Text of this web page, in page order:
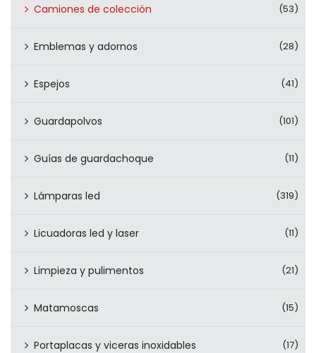
Camiones de colección (53)
Emblemas y adornos (28)
Espejos (41)
Guardapolvos (101)
Guías de guardachoque (11)
Lámparas led (319)
Licuadoras led y laser (11)
Limpieza y pulimentos (21)
Matamoscas (15)
Portaplacas y viceras inoxidables (17)